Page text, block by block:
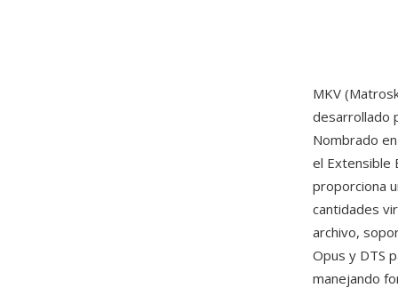
MKV
desarrollado
Nombrado
el Extensible
proporciona
cantidades
archivo,
Opus y DTS
manejando